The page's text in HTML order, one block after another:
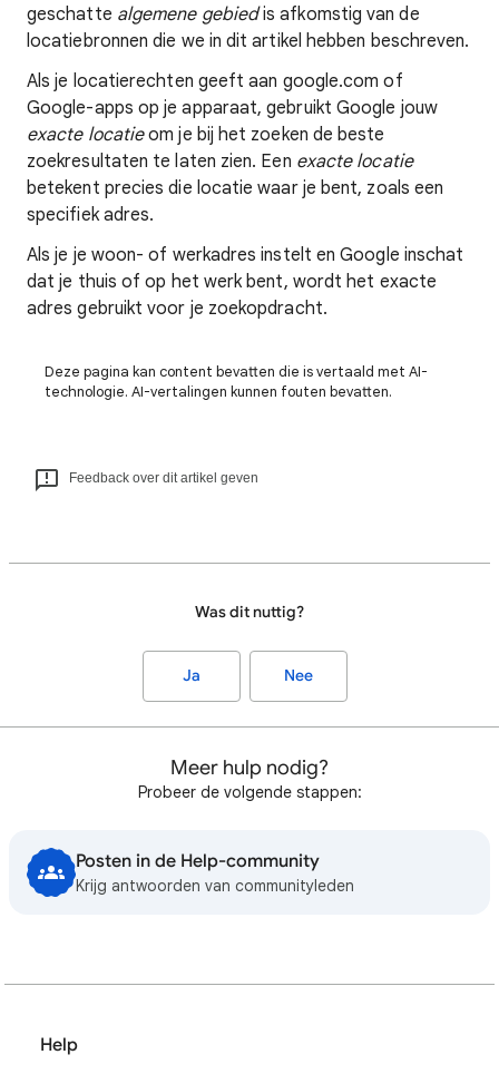
geschatte algemene gebiedis afkomstig van de
locatiebronnen die we in dit artikel hebben beschreven.
Als je locatierechten geeft aan google.com of
Google-apps op je apparaat, gebruikt Google jouw
exacte locatieom je bij het zoeken de beste
zoekresultaten te laten zien. Een exacte locatie
betekent precies die locatie waar je bent, zoals een
specifiek adres.
Als je je woon- of werkadres instelt en Google inschat
dat je thuis of op het werk bent, wordt het exacte
adres gebruikt voor je zoekopdracht.
Deze pagina kan content bevatten die is vertaald met AI-
technologie. AI-vertalingen kunnen fouten bevatten.
Feedback over dit artikel geven
Was dit nuttig?
Ja Nee
Meer hulp nodig?
Probeer de volgende stappen:
Posten in de Help-community
Krijg antwoorden van communityleden
Help